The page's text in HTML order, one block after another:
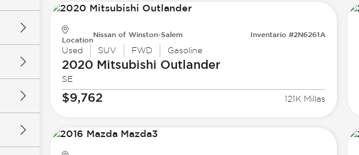
Location
Nissan of Winston-Salem Inventario #2N6261A
Used SUV FWD Gasoline
2020 Mitsubishi Outlander
SE
$9,762 121K Millas